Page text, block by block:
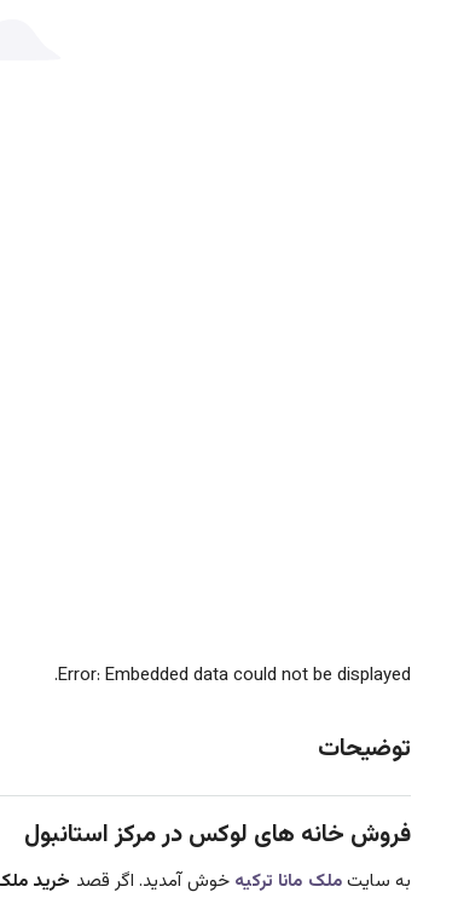
Error: Embedded data could not be displayed.
توضیحات
فروش خانه های لوکس در مرکز استانبول
به سایتملک مانا ترکیه خوش آمدید. اگر قصد خرید